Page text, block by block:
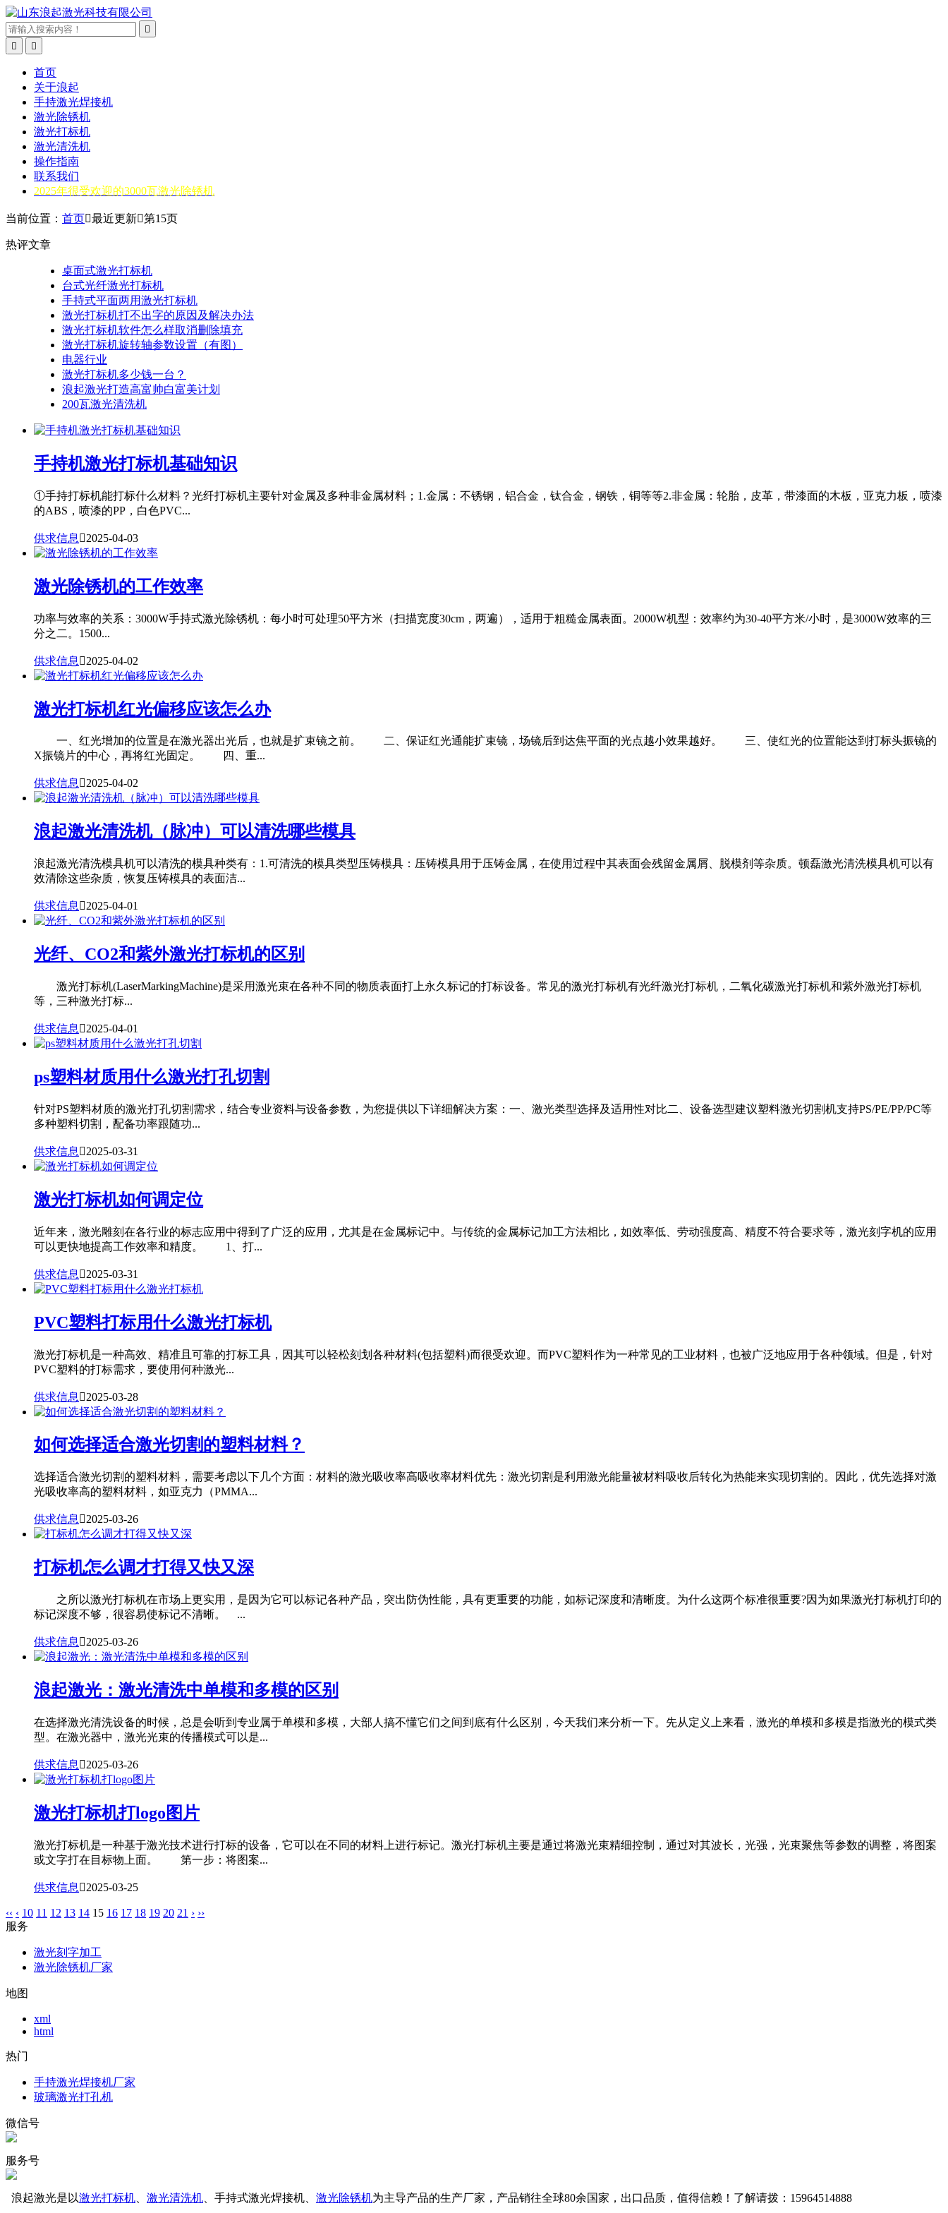



首页
关于浪起
手持激光焊接机
激光除锈机
激光打标机
激光清洗机
操作指南
联系我们
2025年很受欢迎的3000瓦激光除锈机
当前位置： 首页最近更新第15页
热评文章
桌面式激光打标机
台式光纤激光打标机
手持式平面两用激光打标机
激光打标机打不出字的原因及解决办法
激光打标机软件怎么样取消删除填充
激光打标机旋转轴参数设置（有图）
电器行业
激光打标机多少钱一台？
浪起激光打造高富帅白富美计划
200瓦激光清洗机
手持机激光打标机基础知识
①手持打标机能打标什么材料？光纤打标机主要针对金属及多种非金属材料；1.金属：不锈钢，铝合金，钛合金，钢铁，铜等等2.非金属：轮胎，皮革，带漆面的木板，亚克力板，喷漆
的ABS，喷漆的PP，白色PVC...
供求信息 2025-04-03
激光除锈机的工作效率
功率与效率的关系：3000W手持式激光除锈机：每小时可处理50平方米（扫描宽度30cm，两遍），适用于粗糙金属表面。2000W机型：效率约为30-40平方米/小时，是3000W效率的三
分之二。1500...
供求信息 2025-04-02
激光打标机红光偏移应该怎么办
一、红光增加的位置是在激光器出光后，也就是扩束镜之前。 二、保证红光通能扩束镜，场镜后到达焦平面的光点越小效果越好。 三、使红光的位置能达到打标头振镜的
X振镜片的中心，再将红光固定。 四、重...
供求信息2025-04-02
浪起激光清洗机（脉冲）可以清洗哪些模具
浪起激光清洗模具机可以清洗的模具种类有：1.可清洗的模具类型压铸模具：压铸模具用于压铸金属，在使用过程中其表面会残留金属屑、脱模剂等杂质。顿磊激光清洗模具机可以有
效清除这些杂质，恢复压铸模具的表面洁...
供求信息 2025-04-01
光纤、CO2和紫外激光打标机的区别
激光打标机(LaserMarkingMachine)是采用激光束在各种不同的物质表面打上永久标记的打标设备。常见的激光打标机有光纤激光打标机，二氧化碳激光打标机和紫外激光打标机
等，三种激光打标...
供求信息 2025-04-01
ps塑料材质用什么激光打孔切割
针对PS塑料材质的激光打孔切割需求，结合专业资料与设备参数，为您提供以下详细解决方案：一、激光类型选择及适用性对比二、设备选型建议塑料激光切割机支持PS/PE/PP/PC等
多种塑料切割，配备功率跟随功...
供求信息 2025-03-31
激光打标机如何调定位
近年来，激光雕刻在各行业的标志应用中得到了广泛的应用，尤其是在金属标记中。与传统的金属标记加工方法相比，如效率低、劳动强度高、精度不符合要求等，激光刻字机的应用
可以更快地提高工作效率和精度。 1、打...
供求信息 2025-03-31
PVC塑料打标用什么激光打标机
激光打标机是一种高效、精准且可靠的打标工具，因其可以轻松刻划各种材料(包括塑料)而很受欢迎。而PVC塑料作为一种常见的工业材料，也被广泛地应用于各种领域。但是，针对
PVC塑料的打标需求，要使用何种激光...
供求信息 2025-03-28
如何选择适合激光切割的塑料材料？
选择适合激光切割的塑料材料，需要考虑以下几个方面：材料的激光吸收率高吸收率材料优先：激光切割是利用激光能量被材料吸收后转化为热能来实现切割的。因此，优先选择对激
光吸收率高的塑料材料，如亚克力（PMMA...
供求信息 2025-03-26
打标机怎么调才打得又快又深
之所以激光打标机在市场上更实用，是因为它可以标记各种产品，突出防伪性能，具有更重要的功能，如标记深度和清晰度。为什么这两个标准很重要?因为如果激光打标机打印的
标记深度不够，很容易使标记不清晰。 ...
供求信息 2025-03-26
浪起激光：激光清洗中单模和多模的区别
在选择激光清洗设备的时候，总是会听到专业属于单模和多模，大部人搞不懂它们之间到底有什么区别，今天我们来分析一下。先从定义上来看，激光的单模和多模是指激光的模式类
型。在激光器中，激光光束的传播模式可以是...
供求信息 2025-03-26
激光打标机打logo图片
激光打标机是一种基于激光技术进行打标的设备，它可以在不同的材料上进行标记。激光打标机主要是通过将激光束精细控制，通过对其波长，光强，光束聚焦等参数的调整，将图案
或文字打在目标物上面。 第一步：将图案...
供求信息 2025-03-25
‹‹ ‹ 10 11 12 13 14 15 16 17 18 19 20 21 › ››
服务
激光刻字加工
激光除锈机厂家
地图
xml
html
热门
手持激光焊接机厂家
玻璃激光打孔机
微信号
服务号
浪起激光是以激光打标机 激光清洗机 、手持式激光焊接机、 激光除锈机为主导产品的生产厂家，产品销往全球80余国家，出口品质，值得信赖！了解请拨：15964514888